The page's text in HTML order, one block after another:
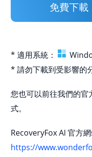
免費下載
* 適用系統：
* 請勿下載到受影響的
您也可以前往我們的
式。
RecoveryFox AI 官方網
https://